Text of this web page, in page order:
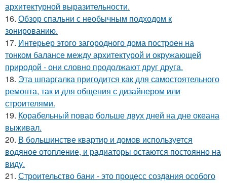
архитектурной выразительности.
16. Обзор спальни с необычным подходом к
зонированию.
17. Интерьер этого загородного дома построен на
тонком балансе между архитектурой и окружающей
природой - они словно продолжают друг друга.
18. Эта шпаргалка пригодится как для самостоятельного
ремонта, так и для общения с дизайнером или
строителями.
19. Корабельный повар больше двух дней на дне океана
выживал.
20. В большинстве квартир и домов используется
водяное отопление, и радиаторы остаются постоянно на
виду.
21. Строительство бани - это процесс создания особого